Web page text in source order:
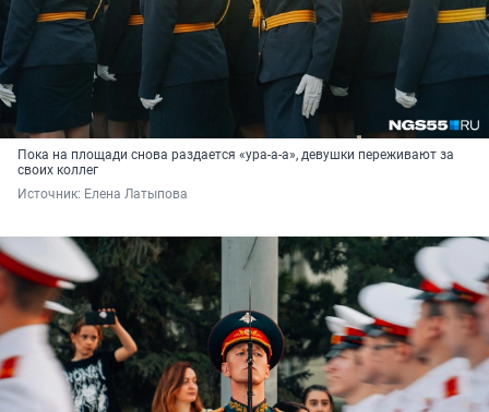
Пока на площади снова раздается «ура-а-а», девушки переживают за
своих коллег
Источник: Елена Латыпова